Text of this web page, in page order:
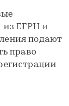
из ЕГРН и
подают
право